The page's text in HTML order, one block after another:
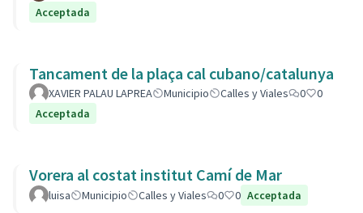
Acceptada
Tancament de la plaça cal cubano/catalunya
XAVIER PALAU LAPREA Municipio Calles y Viales 0
0
Acceptada
Vorera al costat institut Camí de Mar
luisa Municipio Calles y Viales 0 0 Acceptada